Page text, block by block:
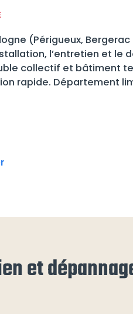
(Périgueux,
l’entretien et le
collectif et bâtiment
rapide. Département
et